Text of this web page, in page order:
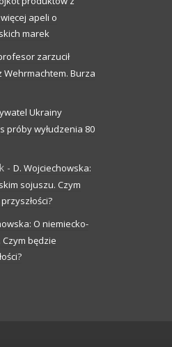
apeli o
marek
zarzucił
Wehrmachtem. Burza
Ukrainy
próby wyłudzenia 80
- D. Wojciechowska:
sojuszu. Czym
O niemiecko-
będzie